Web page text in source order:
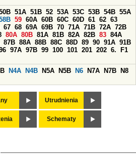
51A 51B 52 53A 53C 53B 54B 55A
59 60A 60B 60C 60D 61 62 63
67 68 69A 69B 70 71A 71B 72A 72B
80A 80B 81A 81B 82A 82B 83 84A
87B 88A 88B 88C 88D 89 90 91A 91B
97A 97B 99 100 101 201 202 6.
F1
N4A N4B N5A N5B N6 N7A N7B
N8
Utrudnienia
Schematy